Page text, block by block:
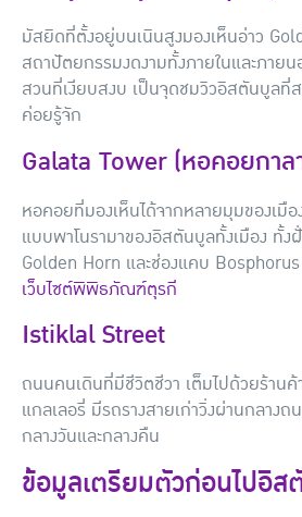
มัสยิดที่ตั้งอยู่บนเนินสูงมองเห็นอ่าว
สถาปัตยกรรมงดงามทั้งภายในและภา
สวนที่เงียบสงบ เป็นจุดชมวิวอิสตันบูลที่
ค่อยรู้จัก
Galata Tower (หอคอยกาล
หอคอยที่มองเห็นได้จากหลายมุมของเมือ
แบบพาโนรามาของอิสตันบูลทั้งเมือง ทั้
Golden Horn และช่องแคบ
เว็บไซต์พิพิธภัณฑ์ตุรกี
Istiklal Street
ถนนคนเดินที่มีชีวิตชีวา เต็มไปด้วยร้านค้
แกลเลอรี่ มีรถรางสายเก่าวิ่งผ่านกลาง
กลางวันและกลางคืน
ข้อมูลเตรียมตัวก่อนไปอิส